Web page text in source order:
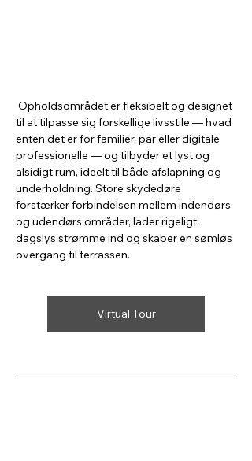
til at tilpasse sig forskellige livsstile — hvad
enten det er for familier, par eller digitale
professionelle — og tilbyder et lyst og
alsidigt rum, ideelt til både afslapning og
underholdning. Store skydedøre
forstærker forbindelsen mellem indendørs
og udendørs områder, lader rigeligt
dagslys strømme ind og skaber en sømløs
overgang til terrassen.
Virtual Tour